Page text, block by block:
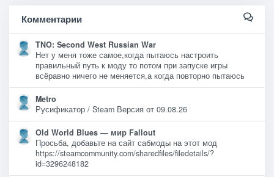
Комментарии
TNO: Second West Russian War
Нет у меня тоже самое,когда пытаюсь настроить
правильный путь к моду то потом при запуске игры
всёравно ничего не меняется,а когда повторно пытаюсь
Metro
Русификатор / Steam Версия от 09.08.26
Old World Blues — мир Fallout
Просьба, добавьте на сайт сабмоды на этот мод
https://steamcommunity.com/sharedfiles/filedetails/?
id=3296248182